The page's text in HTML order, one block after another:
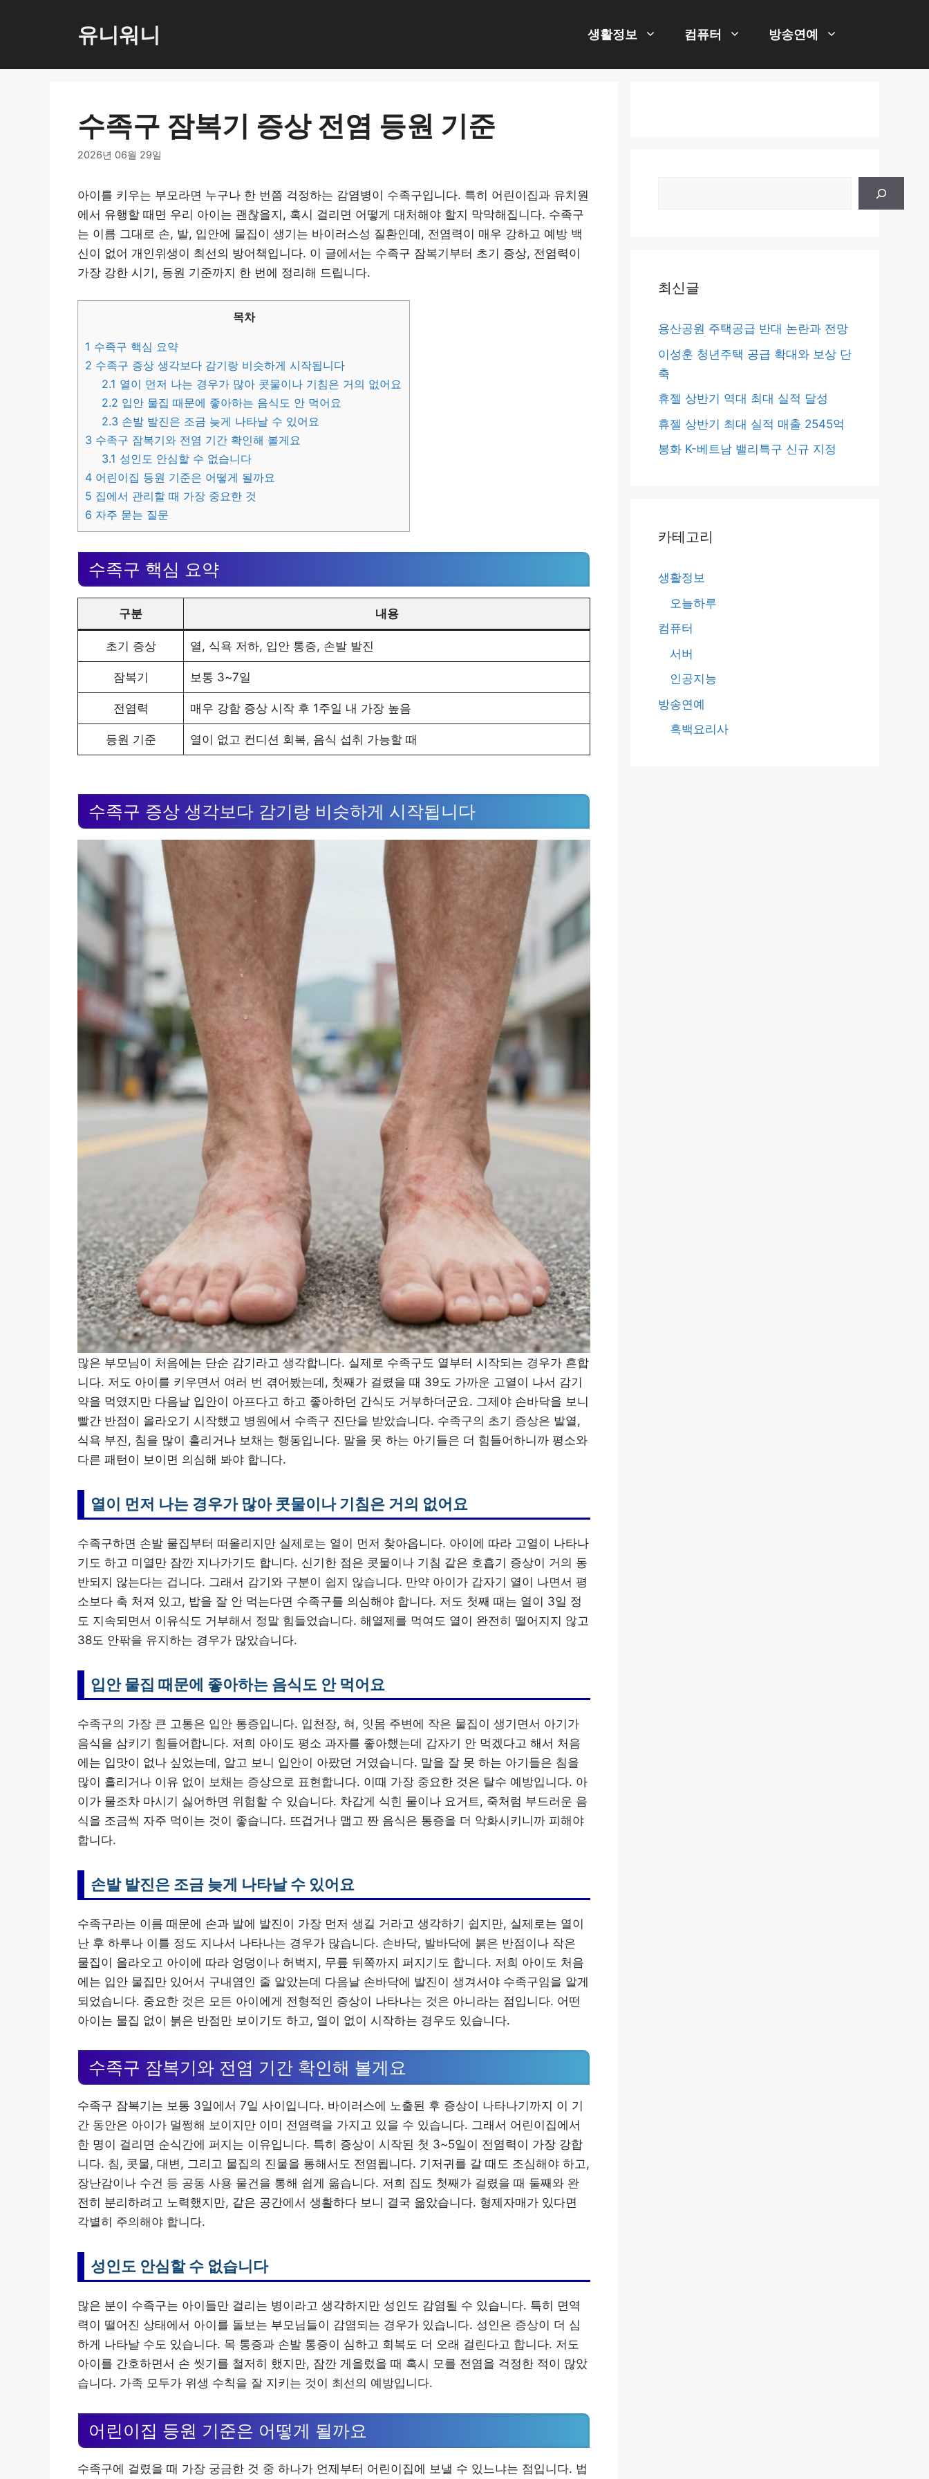
로
유니워니 생활정보 컴퓨터 방송연예
수족구 잠복기 증상 전염 등원 기준
2026년 06월 29일
아이를 키우는 부모라면 누구나 한 번쯤 걱정하는 감염병이 수족구입니다. 특히 어린이집과 유치원
에서 유행할 때면 우리 아이는 괜찮을지, 혹시 걸리면 어떻게 대처해야 할지 막막해집니다. 수족구
는 이름 그대로 손, 발, 입안에 물집이 생기는 바이러스성 질환인데, 전염력이 매우 강하고 예방 백
신이 없어 개인위생이 최선의 방어책입니다. 이 글에서는 수족구 잠복기부터 초기 증상, 전염력이
가장 강한 시기, 등원 기준까지 한 번에 정리해 드립니다.
목차
1 수족구 핵심 요약
2 수족구 증상 생각보다 감기랑 비슷하게 시작됩니다
2.1 열이 먼저 나는 경우가 많아 콧물이나 기침은 거의 없어요
2.2 입안 물집 때문에 좋아하는 음식도 안 먹어요
2.3 손발 발진은 조금 늦게 나타날 수 있어요
3 수족구 잠복기와 전염 기간 확인해 볼게요
3.1 성인도 안심할 수 없습니다
4 어린이집 등원 기준은 어떻게 될까요
5 집에서 관리할 때 가장 중요한 것
6 자주 묻는 질문
수족구 핵심 요약
구분 내용
초기 증상 열, 식욕 저하, 입안 통증, 손발 발진
잠복기 보통 3~7일
전염력 매우 강함 증상 시작 후 1주일 내 가장 높음
등원 기준 열이 없고 컨디션 회복, 음식 섭취 가능할 때
수족구 증상 생각보다 감기랑 비슷하게 시작됩니다
많은 부모님이 처음에는 단순 감기라고 생각합니다. 실제로 수족구도 열부터 시작되는 경우가 흔합
니다. 저도 아이를 키우면서 여러 번 겪어봤는데, 첫째가 걸렸을 때 39도 가까운 고열이 나서 감기
약을 먹였지만 다음날 입안이 아프다고 하고 좋아하던 간식도 거부하더군요. 그제야 손바닥을 보니
빨간 반점이 올라오기 시작했고 병원에서 수족구 진단을 받았습니다. 수족구의 초기 증상은 발열,
식욕 부진, 침을 많이 흘리거나 보채는 행동입니다. 말을 못 하는 아기들은 더 힘들어하니까 평소와
다른 패턴이 보이면 의심해 봐야 합니다.
열이 먼저 나는 경우가 많아 콧물이나 기침은 거의 없어요
수족구하면 손발 물집부터 떠올리지만 실제로는 열이 먼저 찾아옵니다. 아이에 따라 고열이 나타나
기도 하고 미열만 잠깐 지나가기도 합니다. 신기한 점은 콧물이나 기침 같은 호흡기 증상이 거의 동
반되지 않는다는 겁니다. 그래서 감기와 구분이 쉽지 않습니다. 만약 아이가 갑자기 열이 나면서 평
소보다 축 처져 있고, 밥을 잘 안 먹는다면 수족구를 의심해야 합니다. 저도 첫째 때는 열이 3일 정
도 지속되면서 이유식도 거부해서 정말 힘들었습니다. 해열제를 먹여도 열이 완전히 떨어지지 않고
38도 안팎을 유지하는 경우가 많았습니다.
입안 물집 때문에 좋아하는 음식도 안 먹어요
수족구의 가장 큰 고통은 입안 통증입니다. 입천장, 혀, 잇몸 주변에 작은 물집이 생기면서 아기가
음식을 삼키기 힘들어합니다. 저희 아이도 평소 과자를 좋아했는데 갑자기 안 먹겠다고 해서 처음
에는 입맛이 없나 싶었는데, 알고 보니 입안이 아팠던 거였습니다. 말을 잘 못 하는 아기들은 침을
많이 흘리거나 이유 없이 보채는 증상으로 표현합니다. 이때 가장 중요한 것은 탈수 예방입니다. 아
이가 물조차 마시기 싫어하면 위험할 수 있습니다. 차갑게 식힌 물이나 요거트, 죽처럼 부드러운 음
식을 조금씩 자주 먹이는 것이 좋습니다. 뜨겁거나 맵고 짠 음식은 통증을 더 악화시키니까 피해야
합니다.
손발 발진은 조금 늦게 나타날 수 있어요
수족구라는 이름 때문에 손과 발에 발진이 가장 먼저 생길 거라고 생각하기 쉽지만, 실제로는 열이
난 후 하루나 이틀 정도 지나서 나타나는 경우가 많습니다. 손바닥, 발바닥에 붉은 반점이나 작은
물집이 올라오고 아이에 따라 엉덩이나 허벅지, 무릎 뒤쪽까지 퍼지기도 합니다. 저희 아이도 처음
에는 입안 물집만 있어서 구내염인 줄 알았는데 다음날 손바닥에 발진이 생겨서야 수족구임을 알게
되었습니다. 중요한 것은 모든 아이에게 전형적인 증상이 나타나는 것은 아니라는 점입니다. 어떤
아이는 물집 없이 붉은 반점만 보이기도 하고, 열이 없이 시작하는 경우도 있습니다.
수족구 잠복기와 전염 기간 확인해 볼게요
수족구 잠복기는 보통 3일에서 7일 사이입니다. 바이러스에 노출된 후 증상이 나타나기까지 이 기
간 동안은 아이가 멀쩡해 보이지만 이미 전염력을 가지고 있을 수 있습니다. 그래서 어린이집에서
한 명이 걸리면 순식간에 퍼지는 이유입니다. 특히 증상이 시작된 첫 3~5일이 전염력이 가장 강합
니다. 침, 콧물, 대변, 그리고 물집의 진물을 통해서도 전염됩니다. 기저귀를 갈 때도 조심해야 하고,
장난감이나 수건 등 공동 사용 물건을 통해 쉽게 옮습니다. 저희 집도 첫째가 걸렸을 때 둘째와 완
전히 분리하려고 노력했지만, 같은 공간에서 생활하다 보니 결국 옮았습니다. 형제자매가 있다면
각별히 주의해야 합니다.
성인도 안심할 수 없습니다
많은 분이 수족구는 아이들만 걸리는 병이라고 생각하지만 성인도 감염될 수 있습니다. 특히 면역
력이 떨어진 상태에서 아이를 돌보는 부모님들이 감염되는 경우가 있습니다. 성인은 증상이 더 심
하게 나타날 수도 있습니다. 목 통증과 손발 통증이 심하고 회복도 더 오래 걸린다고 합니다. 저도
아이를 간호하면서 손 씻기를 철저히 했지만, 잠깐 게을렀을 때 혹시 모를 전염을 걱정한 적이 많았
습니다. 가족 모두가 위생 수칙을 잘 지키는 것이 최선의 예방입니다.
어린이집 등원 기준은 어떻게 될까요
수족구에 걸렸을 때 가장 궁금한 것 중 하나가 언제부터 어린이집에 보낼 수 있느냐는 점입니다. 법
최신글
용산공원 주택공급 반대 논란과 전망
이성훈 청년주택 공급 확대와 보상 단
축
휴젤 상반기 역대 최대 실적 달성
휴젤 상반기 최대 실적 매출 2545억
봉화 K-베트남 밸리특구 신규 지정
카테고리
생활정보
오늘하루
컴퓨터
서버
인공지능
방송연예
흑백요리사